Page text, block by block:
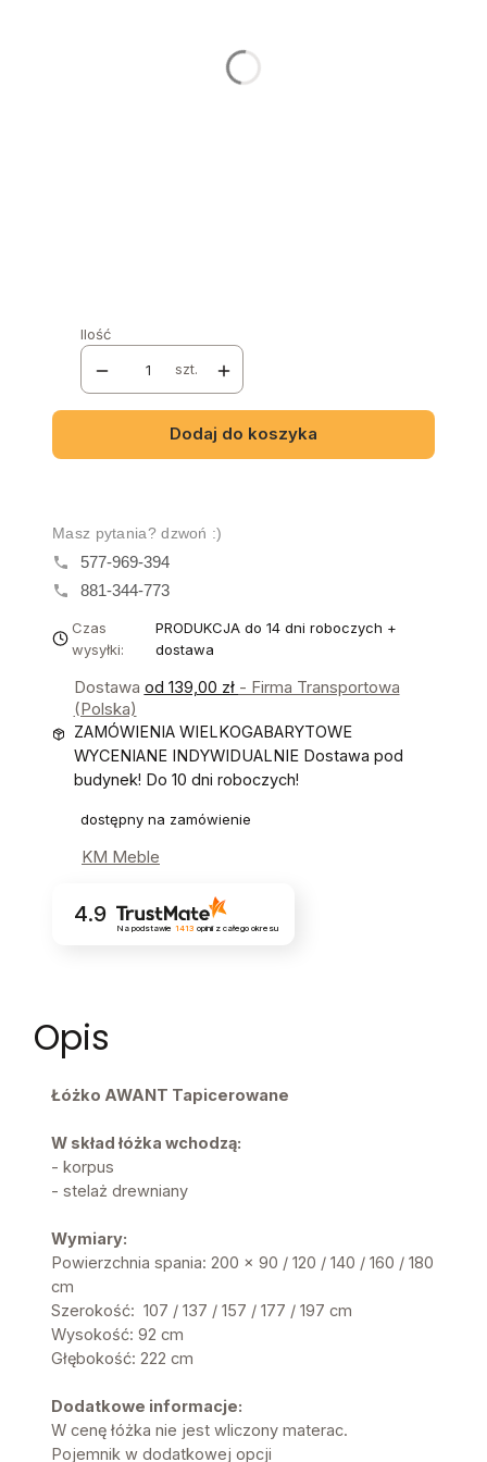
POJEMNIK NA POŚCIEL
Ilość
szt.
Dodaj do koszyka
Masz pytania? dzwoń :)
577-969-394
881-344-773
Czas
wysyłki:
PRODUKCJA do 14 dni roboczych +
dostawa
Dostawa od 139,00 zł - Firma Transportowa
(Polska)
ZAMÓWIENIA WIELKOGABARYTOWE
WYCENIANE INDYWIDUALNIE Dostawa pod
budynek! Do 10 dni roboczych!
dostępny na zamówienie
KM Meble
4.9
Na podstawie 1413 opinii z całego okresu
Opis
Łóżko AWANT Tapicerowane
W skład łóżka wchodzą:
- korpus
- stelaż drewniany
Wymiary:
Powierzchnia spania: 200 x 90 / 120 / 140 / 160 / 180
cm
Szerokość: 107 / 137 / 157 / 177 / 197 cm
Wysokość: 92 cm
Głębokość: 222 cm
Dodatkowe informacje:
W cenę łóżka nie jest wliczony materac.
Pojemnik w dodatkowej opcji